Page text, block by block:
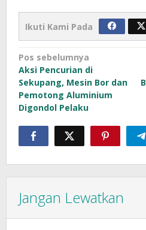
Ikuti Kami Pada
Navigasi
pos
Pos sebelumnya
Aksi Pencurian di
Sekupang, Mesin Bor dan
Pemotong Aluminium
Digondol Pelaku
Jangan Lewatkan